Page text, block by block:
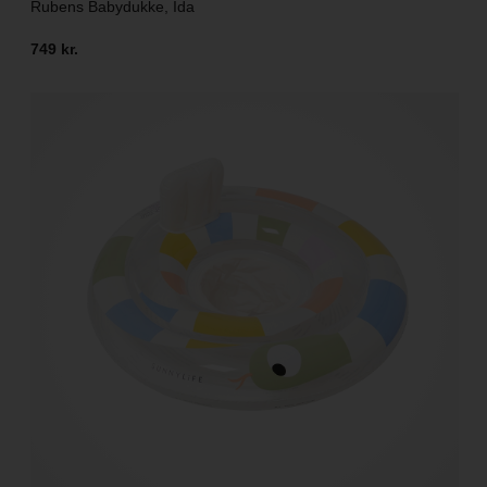
Rubens Babydukke, Ida
749 kr.